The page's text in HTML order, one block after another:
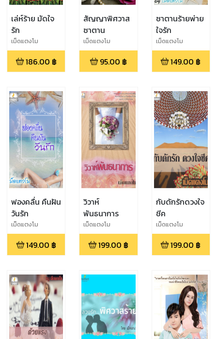
เล่ห์ร้าย มัดใจ
รัก
เม็ดแตงโม
186.00 ฿
สัญญาพิศวาส
ซาตาน
เม็ดแตงโม
95.00 ฿
ซาตานร้ายพ่าย
ใจรัก
เม็ดแตงโม
149.00 ฿
ฟองคลื่น คืนฝัน
วันรัก
เม็ดแตงโม
149.00 ฿
วิวาห์
พันธนาการ
เม็ดแตงโม
199.00 ฿
กับดักรักดวงใจ
ชีค
เม็ดแตงโม
199.00 ฿